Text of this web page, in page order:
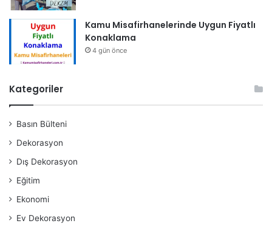
Kamu Misafirhanelerinde Uygun Fiyatlı
Konaklama
4 gün önce
Kategoriler
Basın Bülteni
Dekorasyon
Dış Dekorasyon
Eğitim
Ekonomi
Ev Dekorasyon